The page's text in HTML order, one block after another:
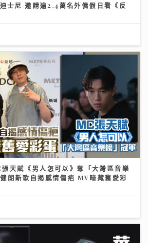
士尼 邀請逾2.4萬名外傭假日看《反
天賦《男人怎可以》奪「大灣區音樂
朗新歌自揭感情傷疤 MV暗藏舊愛彩